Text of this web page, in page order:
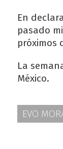
En
pasado
próximos
La
México.
EVO